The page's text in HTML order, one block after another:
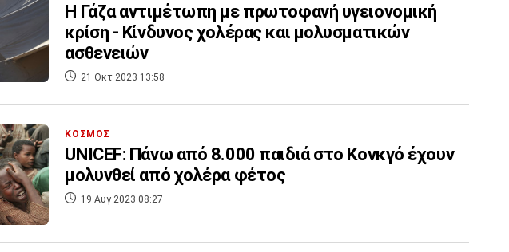
Η Γάζα αντιμέτωπη με πρωτοφανή υγειονομική
κρίση - Κίνδυνος χολέρας και μολυσματικών
ασθενειών
21 Οκτ 2023 13:58
ΚΟΣΜΟΣ
UNICEF: Πάνω από 8.000 παιδιά στο Κονκγό έχουν
μολυνθεί από χολέρα φέτος
19 Αυγ 2023 08:27